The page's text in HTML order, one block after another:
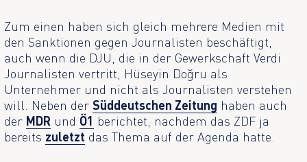
Zum einen haben sich gleich mehrere Medien mit
den Sanktionen gegen Journalisten beschäftigt,
auch wenn die DJU, die in der Gewerkschaft Verdi
Journalisten vertritt, Hüseyin Doğru als
Unternehmer und nicht als Journalisten verstehen
will. Neben derSüddeutschen Zeitung haben auch
der MDR und Ö1 berichtet, nachdem das ZDF ja
bereits zuletzt das Thema auf der Agenda hatte.